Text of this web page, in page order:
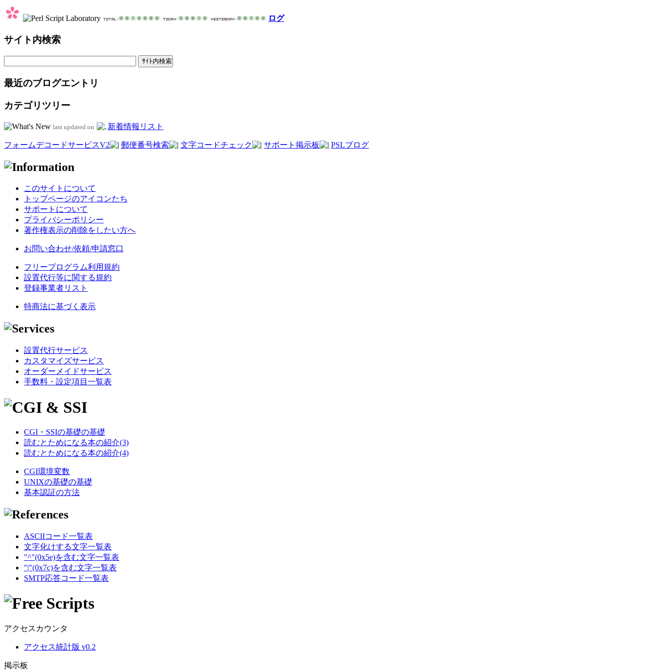
ログ
サイト内検索
最近のブログエントリ
カテゴリツリー
last updated on 新着情報リスト
フォームデコードサービスV2 郵便番号検索 文字コードチェック サポート掲示板 PSLブログ
このサイトについて
トップページのアイコンたち
サポートについて
プライバシーポリシー
著作権表示の削除をしたい方へ
お問い合わせ/依頼/申請窓口
フリープログラム利用規約
設置代行等に関する規約
登録事業者リスト
特商法に基づく表示
設置代行サービス
カスタマイズサービス
オーダーメイドサービス
手数料・設定項目一覧表
CGI・SSIの基礎の基礎
読むとためになる本の紹介(3)
読むとためになる本の紹介(4)
CGI環境変数
UNIXの基礎の基礎
基本認証の方法
ASCIIコード一覧表
文字化けする文字一覧表
"^"(0x5e)を含む文字一覧表
"|"(0x7c)を含む文字一覧表
SMTP応答コード一覧表
アクセスカウンタ
アクセス統計版 v0.2
掲示板